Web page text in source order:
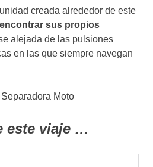
creada alrededor de este
encontrar sus propios
alejada de las pulsiones
en las que siempre navegan
este viaje …